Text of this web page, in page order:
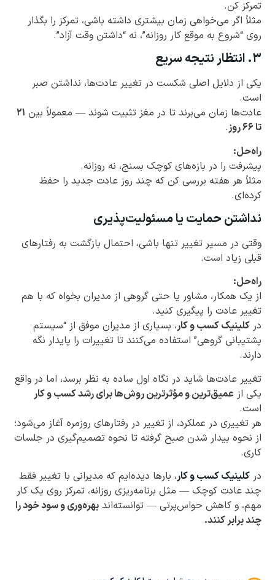
تمرکز کن.
مثلاً اگر می‌خواهی زمان بیشتری داشته باشی، تمرکز را بگذار
روی “شروع به موقع کار روزانه”، نه “داشتن وقت آزاد”.
۳. انتظار نتیجه سریع
یکی از دلایل اصلی شکست در تغییر عادت‌ها، نداشتن صبر
است.
عادت‌ها زمان می‌برند تا در مغز تثبیت شوند — معمولاً بین ۲۱
تا ۶۶ روز
.
راه‌حل:
پیشرفت را در بازه‌های کوچک بسنج، نه روزانه.
مثلاً هر هفته بررسی کن که چند روز عادت جدید را حفظ
کرده‌ای.
نداشتن حمایت یا مسئولیت‌پذیری
وقتی در مسیر تغییر تنها باشی، احتمال بازگشت به رفتارهای
قبلی زیاد است.
راه‌حل:
از یک همکار، مشاور یا حتی گروهی از مدیران بخواه که با هم
تغییر عادت را پیگیری کنید.
در کلینیک کسب و کار، بسیاری از مدیران موفق از “سیستم
پشتیبانی گروهی” استفاده می‌کنند تا تغییرات را پایدار نگه
دارند.
تغییر عادت‌ها شاید در نگاه اول ساده به نظر برسد، اما در واقع
یکی از عمیق‌ترین و مؤثرترین روش‌ها برای رشد کسب و کار
است.
هر تغییری در عملکرد، از تغییر در رفتارهای روزمره آغاز می‌شود؛
از نحوه بیدار شدن صبح گرفته تا نحوه تصمیم‌گیری در جلسات
کاری.
در کلینیک کسب و کار، بارها دیده‌ایم که مدیرانی با تغییر فقط
چند عادت کوچک — مثل برنامه‌ریزی روزانه، تمرکز روی یک کار
مهم، و کاهش حواس‌پرتی — توانسته‌اند بهره‌وری و سود خود را
چند برابر کنند.